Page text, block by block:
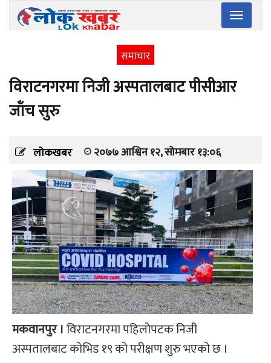
Toggle
समाचार
विराटनगरमा निजी अस्पतालबाट पीसीआर
जाँच सुरु
लोकखबर २०७७ आश्विन १२, सोमबार १३:०६
मकवानपुर ।विराटनगरमा पहिलोपटक निजी
अस्पतालबाट कोभिड १९ को परीक्षण शुरु भएको छ ।